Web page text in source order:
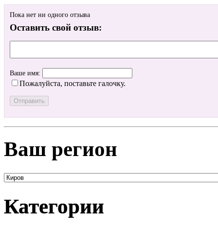
Пока нет ни одного отзыва
Оставить свой отзыв:
Ваше имя:
Пожалуйста, поставьте галочку.
Ваш регион
Категории